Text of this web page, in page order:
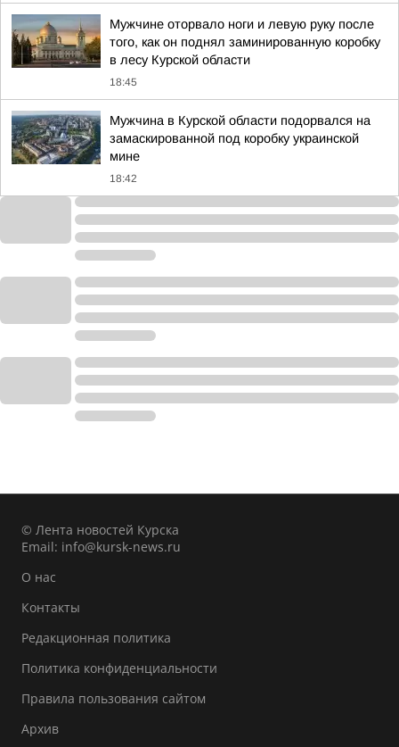
Мужчине оторвало ноги и левую руку после
того, как он поднял заминированную коробку
в лесу Курской области
18:45
Мужчина в Курской области подорвался на
замаскированной под коробку украинской
мине
18:42
© Лента новостей Курска
Email: info@kursk-news.ru
О нас
Контакты
Редакционная политика
Политика конфиденциальности
Правила пользования сайтом
Архив